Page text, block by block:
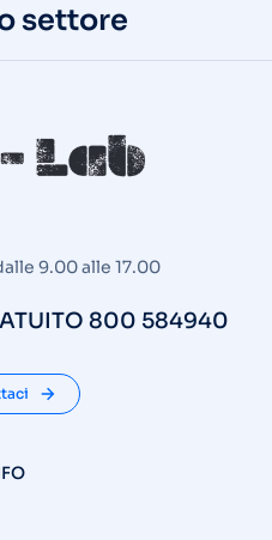
settore
9.00 alle 17.00
800 584940